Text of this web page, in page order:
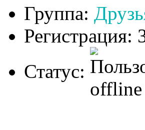
Группа:
Регистрация:
Статус: